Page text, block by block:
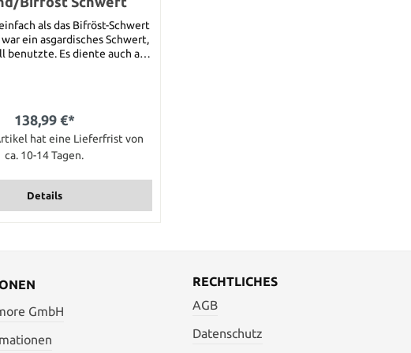
als das Bifröst-Schwert
ein asgardisches Schwert,
benutzte. Es diente auch als
Metall
138,99 €*
hat eine Lieferfrist von
ca. 10-14 Tagen.
Details
GmbH
RECHTLICHES
AGB
Datenschutz